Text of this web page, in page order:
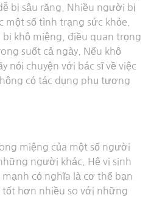
bị sâu răng. Nhiều người bị
một số tình trạng sức khỏe.
bị khô miệng, điều quan trọng
suốt cả ngày. Nếu khô
nói chuyện với bác sĩ về việc
có tác dụng phụ tương
miệng của một số người
người khác. Hệ vi sinh
có nghĩa là cơ thể bạn
tốt hơn nhiều so với những